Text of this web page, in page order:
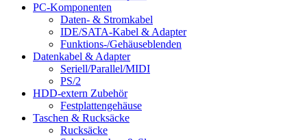
PC-Komponenten
Daten- & Stromkabel
IDE/SATA-Kabel & Adapter
Funktions-/Gehäuseblenden
Datenkabel & Adapter
Seriell/Parallel/MIDI
PS/2
HDD-extern Zubehör
Festplattengehäuse
Taschen & Rucksäcke
Rucksäcke